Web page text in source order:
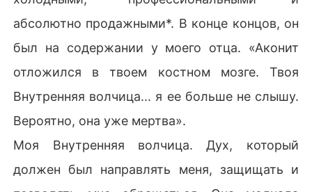
абсолютно продажными*. В конце концов, он
был на содержании у моего отца. «Аконит
отложился в твоем костном мозге. Твоя
Внутренняя волчица... я ее больше не слышу.
Вероятно, она уже мертва».
Моя Внутренняя волчица. Дух, который
должен был направлять меня, защищать и